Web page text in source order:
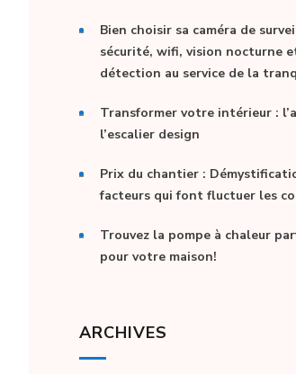
Bien choisir sa caméra de
sécurité, wifi, vision nocturne
détection au service de la
Transformer votre intérieur :
l’escalier design
Prix du chantier :
facteurs qui font fluctuer les
Trouvez la pompe à chaleur
pour votre maison!
ARCHIVES